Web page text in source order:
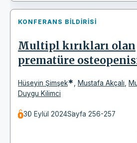
KONFERANS BILDIRISI
Multipl kırıkları olan
prematüre
Hüseyin Şimşek* Mustafa Akçalı
Duygu Kilimci
30 Eylül 2024Sayfa 256-257